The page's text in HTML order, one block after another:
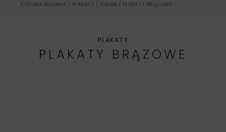
STRONA GŁÓWNA / PLAKATY / KOLOR / PLAKATY BRĄZOWE
PLAKATY
PLAKATY BRĄZOWE